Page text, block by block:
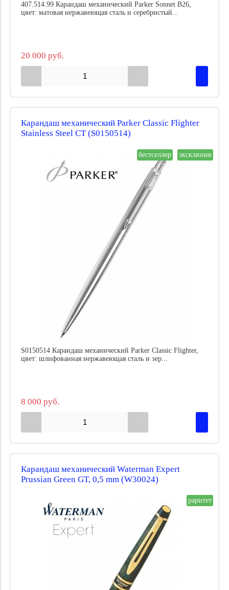
407.514.99 Карандаш механический Parker Sonnet B26,
цвет: матовая нержавеющая сталь и серебристый...
20 000 руб.
Карандаш механический Parker Classic Flighter
Stainless Steel CT (S0150514)
бестселлер эксклюзив
S0150514 Карандаш механический Parker Classic Flighter,
цвет: шлифованная нержавеющая сталь и зер...
8 000 руб.
Карандаш механический Waterman Expert
Prussian Green GT, 0,5 mm (W30024)
раритет